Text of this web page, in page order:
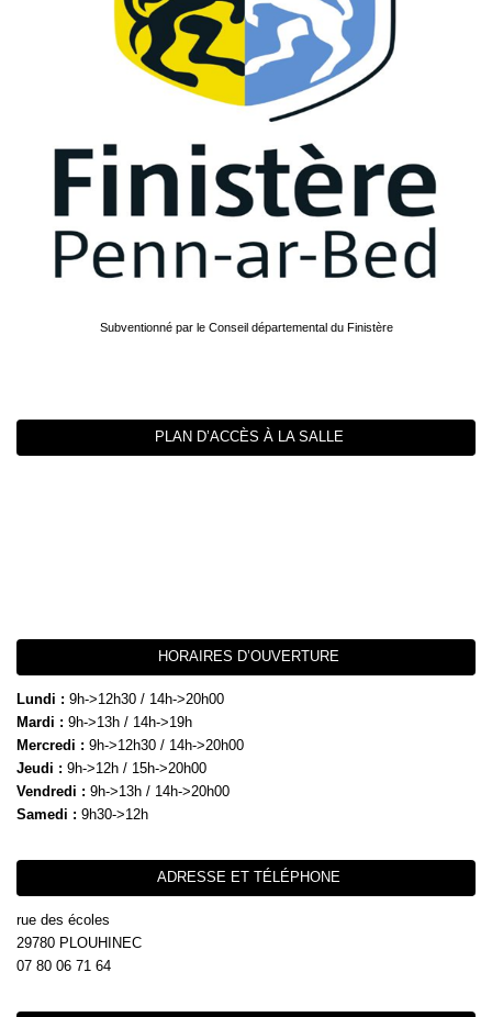
Subventionné par le Conseil départemental du Finistère
PLAN D’ACCÈS À LA SALLE
HORAIRES D’OUVERTURE
Lundi : 9h->12h30 / 14h->20h00
Mardi : 9h->13h / 14h->19h
Mercredi : 9h->12h30 / 14h->20h00
Jeudi : 9h->12h / 15h->20h00
Vendredi : 9h->13h / 14h->20h00
Samedi : 9h30->12h
ADRESSE ET TÉLÉPHONE
rue des écoles
29780 PLOUHINEC
07 80 06 71 64